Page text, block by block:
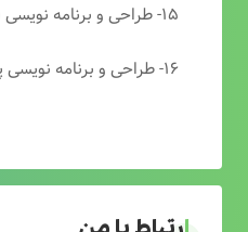
۱۵- طراحی و برنامه نویسی فروشگاه انلاین رفاهی تیکت
۱۶- طراحی و برنامه نویسی پورتال مددکاری خیریه حضرت ابوالفضل (ع)